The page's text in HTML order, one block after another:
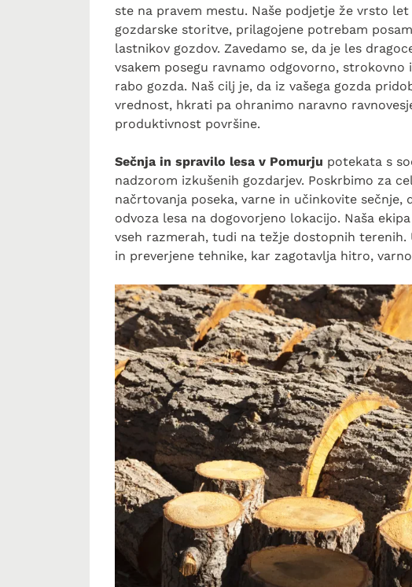
ste na pravem mestu. Naše podjetje že vrsto
gozdarske storitve, prilagojene potrebam
lastnikov gozdov. Zavedamo se, da je les
vsakem posegu ravnamo odgovorno,
rabo gozda. Naš cilj je, da iz vašega gozda
vrednost, hkrati pa ohranimo naravno
produktivnost površine.
Sečnja in spravilo lesa v Pomurju potekata s
nadzorom izkušenih gozdarjev. Poskrbimo za
načrtovanja poseka, varne in učinkovite sečnje,
odvoza lesa na dogovorjeno lokacijo. Naša
vseh razmerah, tudi na težje dostopnih
in preverjene tehnike, kar zagotavlja hitro,